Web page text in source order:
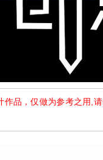
作品，仅做为参考之用,